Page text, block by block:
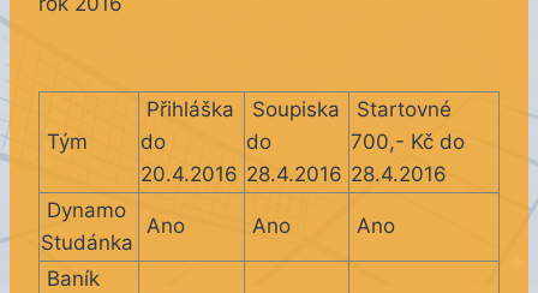
Tým
Přihláška
do
20.4.2016
Soupiska
do
28.4.2016
Startovné
700,- Kč do
28.4.2016
Dynamo
Studánka
Ano Ano Ano
Baník